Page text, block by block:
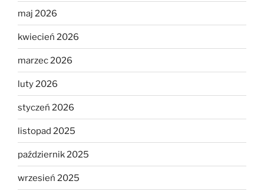
maj 2026
kwiecień 2026
marzec 2026
luty 2026
styczeń 2026
listopad 2025
październik 2025
wrzesień 2025